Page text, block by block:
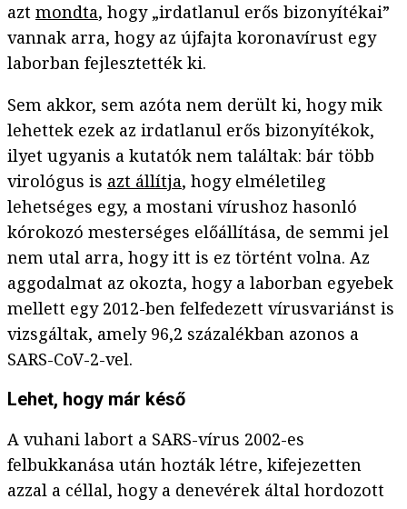
azt mondta, hogy „irdatlanul erős bizonyítékai”
vannak arra, hogy az újfajta koronavírust egy
laborban fejlesztették ki.
Sem akkor, sem azóta nem derült ki, hogy mik
lehettek ezek az irdatlanul erős bizonyítékok,
ilyet ugyanis a kutatók nem találtak: bár több
virológus is azt állítja, hogy elméletileg
lehetséges egy, a mostani vírushoz hasonló
kórokozó mesterséges előállítása, de semmi jel
nem utal arra, hogy itt is ez történt volna. Az
aggodalmat az okozta, hogy a laborban egyebek
mellett egy 2012-ben felfedezett vírusvariánst is
vizsgáltak, amely 96,2 százalékban azonos a
SARS-CoV-2-vel.
Lehet, hogy már késő
A vuhani labort a SARS-vírus 2002-es
felbukkanása után hozták létre, kifejezetten
azzal a céllal, hogy a denevérek által hordozott